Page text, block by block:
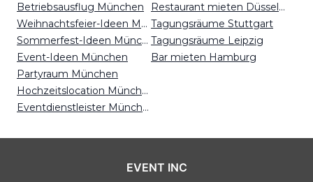
Betriebsausflug München
Weihnachtsfeier-Ideen München
Sommerfest-Ideen München
Event-Ideen München
Partyraum München
Hochzeitslocation München
Eventdienstleister München
Restaurant mieten Düsseldorf
Tagungsräume Stuttgart
Tagungsräume Leipzig
Bar mieten Hamburg
EVENT INC